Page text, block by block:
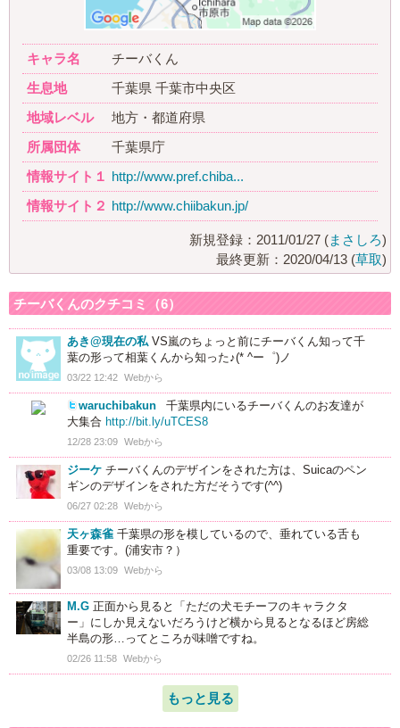
キャラ名
チーバくん
生息地
千葉県 千葉市中央区
地域レベル
地方・都道府県
所属団体
千葉県庁
情報サイト１ http://www.pref.chiba...
情報サイト２ http://www.chiibakun.jp/
新規登録：2011/01/27 (まさしろ)
最終更新：2020/04/13 (草取)
チーバくんのクチコミ（6）
あき@現在の私VS嵐のちょっと前にチーバくん知って千
葉の形って相葉くんから知った♪(* ^ー゜)ノ
03/22 12:42 Webから
waruchibakun
千葉県内にいるチーバくんのお友達が
大集合 http://bit.ly/uTCES8
12/28 23:09 Webから
ジーケ チーバくんのデザインをされた方は、Suicaのペン
ギンのデザインをされた方だそうです(^^)
06/27 02:28 Webから
天ヶ森雀 千葉県の形を模しているので、垂れている舌も
重要です。(浦安市？）
03/08 13:09 Webから
M.G 正面から見ると「ただの犬モチーフのキャラクタ
ー」にしか見えないだろうけど横から見るとなるほど房総
半島の形…ってところが味噌ですね。
02/26 11:58 Webから
もっと見る